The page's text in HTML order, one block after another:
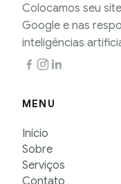
Colocamos seu
Google e nas
inteligências
MENU
Início
Sobre
Serviços
Contato